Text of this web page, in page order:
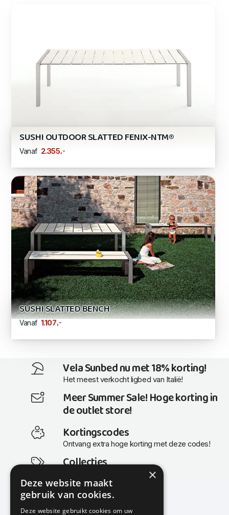
SUSHI OUTDOOR SLATTED FENIX-NTM®
Vanaf 2.355 ,-
SUSHI SLATTED BENCH
Vanaf 1.107 ,-
Vela Sunbed nu met 18% korting!
Het meest verkocht ligbed van Italië!
Meer Summer Sale! Hoge korting in
de outlet store!
Kortingscodes
Ontvang extra hoge korting met deze codes!
Collecties
Actuele en populaire collecties
×
Deze website maakt
gebruik van cookies.
Deze website gebruikt cookies om uw